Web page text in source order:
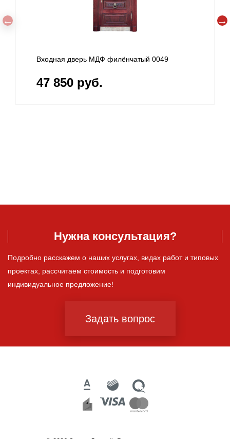
Входная дверь МДФ филёнчатый 0049
47 850 руб.
Нужна консультация?
Подробно расскажем о наших услугах, видах работ и типовых
проектах, рассчитаем стоимость и подготовим
индивидуальное предложение!
Задать вопрос